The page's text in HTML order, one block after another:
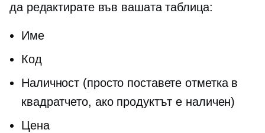
да редактирате във вашата таблица:
Име
Код
Наличност (просто поставете отметка в
квадратчето, ако продуктът е наличен)
Цена